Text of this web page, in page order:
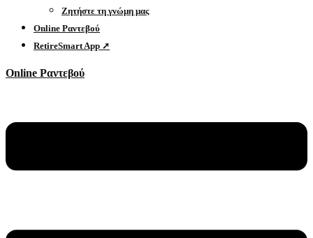
Ζητήστε τη γνώμη μας
Online Ραντεβού
RetireSmart App ➚
Online Ραντεβού